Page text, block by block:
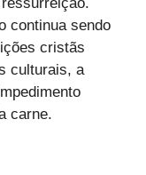
continua sendo
cristãs
culturais, a
carne.